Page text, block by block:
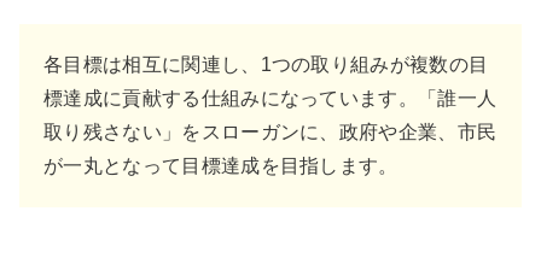
各目標は相互に関連し、1つの取り組みが複数の目
標達成に貢献する仕組みになっています。「誰一人
取り残さない」をスローガンに、政府や企業、市民
が一丸となって目標達成を目指します。